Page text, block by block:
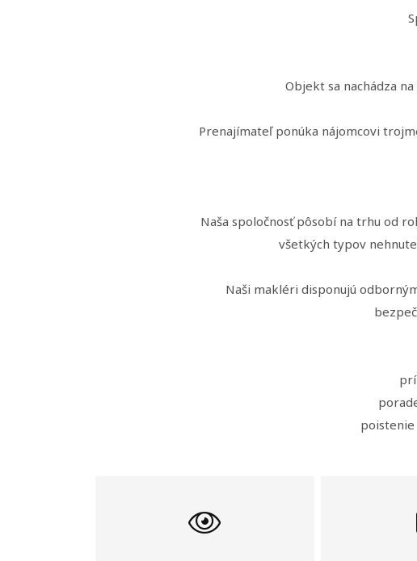
Objekt sa nachádza
Prenajímateľ ponúka nájomcovi
Naša spoločnosť pôsobí na trhu od
všetkých typov
Naši makléri disponujú